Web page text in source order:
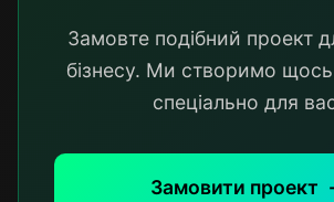
Замовте подібний проект
бізнесу. Ми створимо щось
спеціально для
Замовити проект